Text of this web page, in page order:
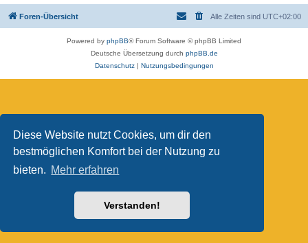
Diese Website nutzt Cookies, um dir den
bestmöglichen Komfort bei der Nutzung zu
bieten. Mehr erfahren
Verstanden!
Foren-Übersicht Alle Zeiten sind UTC+02:00
Powered by phpBB® Forum Software © phpBB Limited
Deutsche Übersetzung durch phpBB.de
Datenschutz| Nutzungsbedingungen